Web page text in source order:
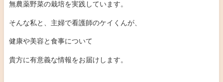
無農薬野菜の栽培を実践しています。
そんな私と、主婦で看護師のケイくんが、
健康や美容と食事について
貴方に有意義な情報をお届けします。